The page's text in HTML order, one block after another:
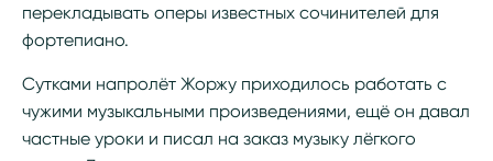
перекладывать оперы известных сочинителей для
фортепиано.
Сутками напролёт Жоржу приходилось работать с
чужими музыкальными произведениями, ещё он давал
частные уроки и писал на заказ музыку лёгкого